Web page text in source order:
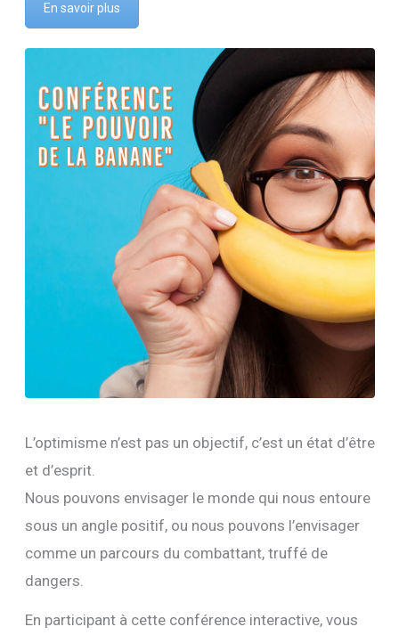
En savoir plus
L’optimisme n’est pas un objectif, c’est un état d’être
et d’esprit.
Nous pouvons envisager le monde qui nous entoure
sous un angle positif, ou nous pouvons l’envisager
comme un parcours du combattant, truffé de
dangers.
En participant à cette conférence interactive, vous